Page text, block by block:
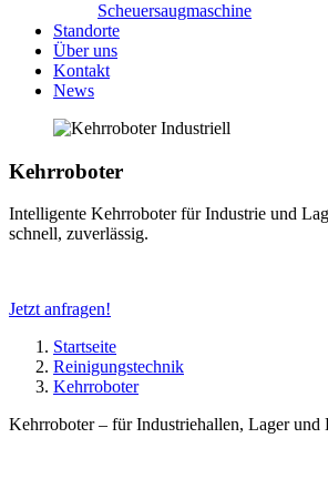
Scheuersaugmaschine
Standorte
Über uns
Kontakt
News
Kehrroboter
Intelligente Kehrroboter für Industrie und
schnell, zuverlässig.
Jetzt anfragen!
Startseite
Reinigungstechnik
Kehrroboter
Kehrroboter – für Industriehallen, Lager und